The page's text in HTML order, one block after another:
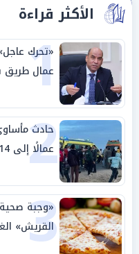
الأكثر قراءة
1
«تحرك
عمال طريق
2
حادث
عمالًا إلى 14 شخصًا
3
«وجبة
القريش»